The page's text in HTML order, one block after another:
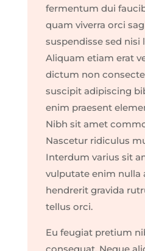
fermentum dui
quam viverra orci
suspendisse sed nisi
Aliquam etiam erat
dictum non
suscipit adipiscing
enim praesent
Nibh sit amet
Nascetur ridiculus
Interdum varius sit
vulputate enim nulla
hendrerit gravida
tellus orci.
Eu feugiat pretium